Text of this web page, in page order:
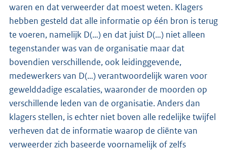
waren en dat verweerder dat moest weten. Klagers
hebben gesteld dat alle informatie op één bron is terug
te voeren, namelijk D(…) en dat juist D(…) niet alleen
tegenstander was van de organisatie maar dat
bovendien verschillende, ook leidinggevende,
medewerkers van D(…) verantwoordelijk waren voor
gewelddadige escalaties, waaronder de moorden op
verschillende leden van de organisatie. Anders dan
klagers stellen, is echter niet boven alle redelijke twijfel
verheven dat de informatie waarop de cliënte van
verweerder zich baseerde voornamelijk of zelfs